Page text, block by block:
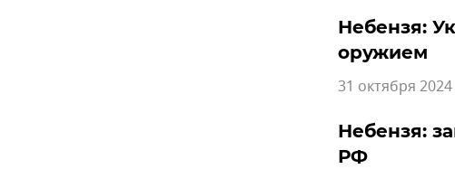
Небензя:
оружием
31 октября
Небензя:
РФ